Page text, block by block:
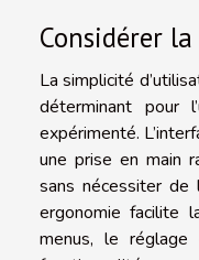
Considérer
La simplicité
déterminant pour
expérimenté.
une prise en main
sans nécessiter de
ergonomie facilite
menus, le réglage